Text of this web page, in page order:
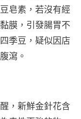
皂素，若沒有經
膜，引發腸胃不
季豆，疑似因店
瀉。
，新鮮金針花含